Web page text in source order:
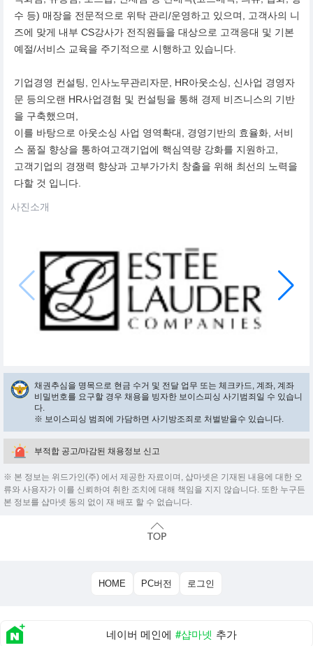
수 등) 매장을 전문적으로 위탁 관리/운영하고 있으며, 고객사의 니
즈에 맞게 내부 CS강사가 전직원들을 대상으로 고객응대 및 기본
예절/서비스 교육을 주기적으로 시행하고 있습니다.
기업경영 컨설팅, 인사노무관리자문, HR아웃소싱, 신사업 경영자
문 등의오랜 HR사업경험 및 컨설팅을 통해 경제 비즈니스의 기반
을 구축했으며,
이를 바탕으로 아웃소싱 사업 영역확대, 경영기반의 효율화, 서비
스 품질 향상을 통하여고객기업에 핵심역량 강화를 지원하고,
고객기업의 경쟁력 향상과 고부가가치 창출을 위해 최선의 노력을
다할 것 입니다.
사진소개
채권추심을 명목으로 현금 수거 및 전달 업무 또는 체크카드, 계좌, 계좌
비밀번호를 요구할 경우 채용을 빙자한 보이스피싱 사기범죄일 수 있습니
다.
※ 보이스피싱 범죄에 가담하면 사기방조죄로 처벌받을수 있습니다.
부적합 공고/마감된 채용정보 신고
※ 본 정보는 위드가인(주) 에서 제공한 자료이며, 샵마넷은 기재된 내용에 대한 오
류와 사용자가 이를 신뢰하여 취한 조치에 대해 책임을 지지 않습니다. 또한 누구든
본 정보를 샵마넷 동의 없이 재 배포 할 수 없습니다.
HOME PC버전 로그인
네이버 메인에 #샵마넷 추가